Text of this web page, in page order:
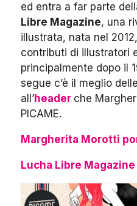
ed entra a far parte
Libre Magazine, una
illustrata, nata nel
contributi di illustratori
principalmente dopo il
segue c’è il meglio
all’header che
PICAME.
Margherita Morotti
Lucha Libre Magazine